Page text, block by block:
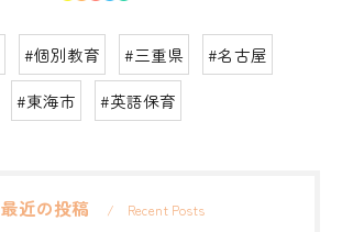
#個別教育 #三重県
#名古屋
#東海市
#英語保育
最近の投稿 Recent Posts